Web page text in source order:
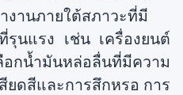
งานภายใต้สภาวะที่มี
รุนแรง เช่น เครื่องยนต์
กน้ำมันหล่อลื่นที่มีความ
ยดสีและการสึกหรอ การ